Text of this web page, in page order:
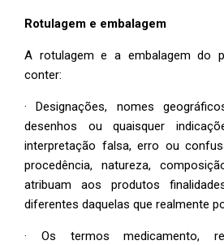
Rotulagem e embalagem
A rotulagem e a embalagem do
conter:
· Designações, nomes
desenhos ou quaisquer
interpretação falsa, erro ou
procedência, natureza,
atribuam aos produtos
diferentes daquelas que realmente
· Os termos medicamento,